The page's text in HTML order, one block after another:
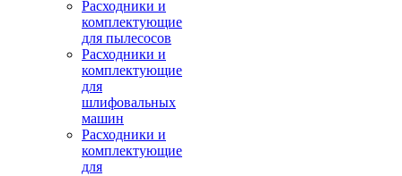
Расходники и
комплектующие
для пылесосов
Расходники и
комплектующие
для
шлифовальных
машин
Расходники и
комплектующие
для